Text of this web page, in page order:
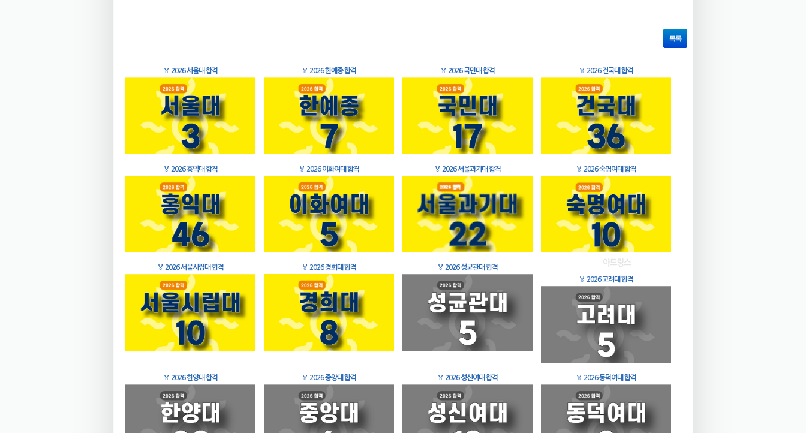
목록
🏅 2026 서울대 합격 🏅 2026 한예종 합격 🏅 2026 국민대 합격 🏅 2026 건국대 합격
🏅 2026 홍익대 합격 🏅 2026 이화여대 합격 🏅 2026 서울과기대 합격 🏅 2026 숙명여대 합격
🏅 2026 서울시립대 합격 🏅 2026 경희대 합격 🏅 2026 성균관대 합격
🏅 2026 고려대 합격
🏅 2026 한양대 합격 🏅 2026 중앙대 합격 🏅 2026 성신여대 합격 🏅 2026 동덕여대 합격